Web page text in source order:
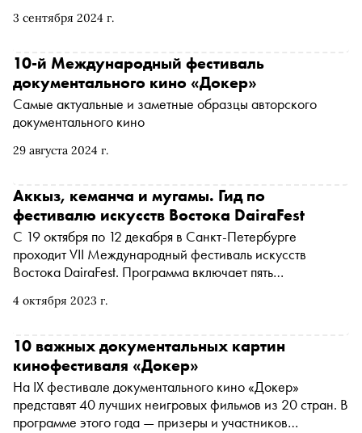
3 сентября 2024 г.
России впервые. В программе — Основной конкурс
короткого метра), «Док Станция» (отечественный док),
«Док Терапия» (психология и неигровое кино), Doker
Space kids (кино для детей), Let IT dok! (фильмы о влиянии
информационных технологий). «Сноб» рассказывает,
что смотреть в первую очередь
29 августа 2024 г.
10-й Международный фестиваль
документального кино «Докер»
Самые актуальные и заметные образцы авторского
документального кино
4 октября 2023 г.
Аккыз, кеманча и мугамы. Гид по
фестивалю искусств Востока DairaFest
С 19 октября по 12 декабря в Санкт-Петербурге
проходит VII Международный фестиваль искусств
Востока DairaFest. Программа включает пять
конференции, в которых раскрывается многообразие
Юго-Восточной Азии. «Сноб» рассказывает о самых
интересных событиях программы
10 важных документальных картин
кинофестиваля «Докер»
На IX фестивале документального кино «Докер»
представят 40 лучших неигровых фильмов из 20 стран. В
программе этого года — призеры и участников